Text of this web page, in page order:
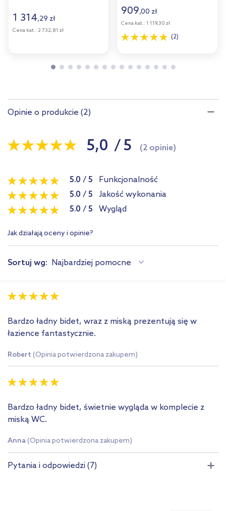
1 314,29 zł
Cena kat.: 2 732,81 zł
909,00 zł
Cena kat.: 1 119,30 zł
(2)
Opinie o produkcie (2)
5,0 /5 (2 opinie)
5.0 / 5
Funkcjonalność
5.0 / 5
Jakość wykonania
5.0 / 5 Wygląd
Jak działają oceny i opinie?
Sortuj wg: Najbardziej pomocne
Bardzo ładny bidet, wraz z miską prezentują się w
łazience fantastycznie.
Robert (Opinia potwierdzona zakupem)
Bardzo ładny bidet, świetnie wygląda w komplecie z
miską WC.
Anna(Opinia potwierdzona zakupem)
Pytania i odpowiedzi (7)